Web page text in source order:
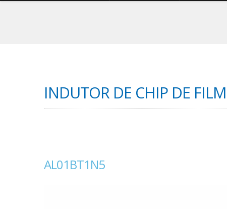
INDUTOR DE CHIP DE
AL01BT1N5